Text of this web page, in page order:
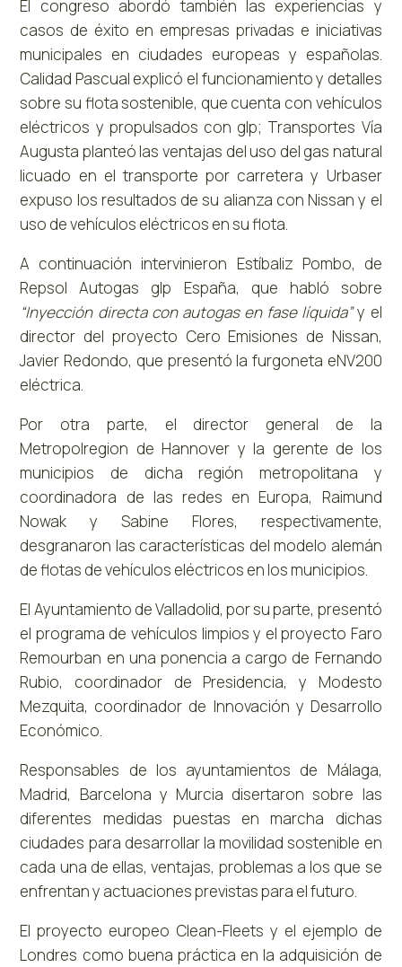
El congreso abordó también las experiencias y
casos de éxito en empresas privadas e iniciativas
municipales en ciudades europeas y españolas.
Calidad Pascual explicó el funcionamiento y detalles
sobre su flota sostenible, que cuenta con vehículos
eléctricos y propulsados con glp; Transportes Vía
Augusta planteó las ventajas del uso del gas natural
licuado en el transporte por carretera y Urbaser
expuso los resultados de su alianza con Nissan y el
uso de vehículos eléctricos en su flota.
A continuación intervinieron Estíbaliz Pombo, de
Repsol Autogas glp España, que habló sobre
“Inyección directa con autogas en fase líquida”y el
director del proyecto Cero Emisiones de Nissan,
Javier Redondo, que presentó la furgoneta eNV200
eléctrica.
Por otra parte, el director general de la
Metropolregion de Hannover y la gerente de los
municipios de dicha región metropolitana y
coordinadora de las redes en Europa, Raimund
Nowak y Sabine Flores, respectivamente,
desgranaron las características del modelo alemán
de flotas de vehículos eléctricos en los municipios.
El Ayuntamiento de Valladolid, por su parte, presentó
el programa de vehículos limpios y el proyecto Faro
Remourban en una ponencia a cargo de Fernando
Rubio, coordinador de Presidencia, y Modesto
Mezquita, coordinador de Innovación y Desarrollo
Económico.
Responsables de los ayuntamientos de Málaga,
Madrid, Barcelona y Murcia disertaron sobre las
diferentes medidas puestas en marcha dichas
ciudades para desarrollar la movilidad sostenible en
cada una de ellas, ventajas, problemas a los que se
enfrentan y actuaciones previstas para el futuro.
El proyecto europeo Clean-Fleets y el ejemplo de
Londres como buena práctica en la adquisición de